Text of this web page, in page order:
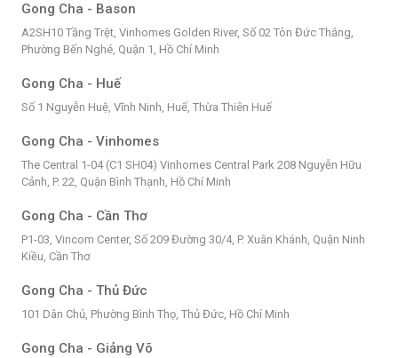
Gong Cha - Bason
A2SH10 Tầng Trệt, Vinhomes Golden River, Số 02 Tôn Đức Thắng,
Phường Bến Nghé, Quận 1, Hồ Chí Minh
Gong Cha - Huế
Số 1 Nguyễn Huệ, Vĩnh Ninh, Huế, Thừa Thiên Huế
Gong Cha - Vinhomes
The Central 1-04 (C1 SH04) Vinhomes Central Park 208 Nguyễn Hữu
Cảnh, P. 22, Quận Bình Thạnh, Hồ Chí Minh
Gong Cha - Cần Thơ
P1-03, Vincom Center, Số 209 Đường 30/4, P. Xuân Khánh, Quận Ninh
Kiều, Cần Thơ
Gong Cha - Thủ Đức
101 Dân Chủ, Phường Bình Thọ, Thủ Đức, Hồ Chí Minh
Gong Cha - Giảng Võ